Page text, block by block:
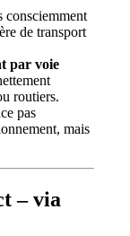
consciemment
de transport
par voie
routiers.
pas
mais
– via